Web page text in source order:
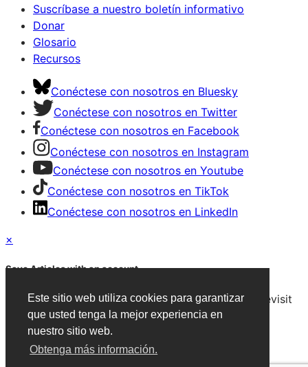
Este sitio web utiliza cookies para garantizar
que usted tenga la mejor experiencia en
nuestro sitio web.
Obtenga más información.
Suscríbase a nuestro boletín informativo
Donar
Glosario
Recursos
Conéctese con nosotros en Bluesky
Conéctese con nosotros en Twitter
Conéctese con nosotros en Facebook
Conéctese con nosotros en Instagram
Conéctese con nosotros en Youtube
Conéctese con nosotros en TikTok
Conéctese con nosotros en LinkedIn
×
Save Articles with an account
After signing in, you can save articles and easily revisit
them on any device.
Create an Account